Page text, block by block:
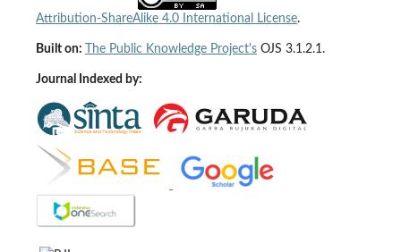
Attribution-ShareAlike 4.0 International License.
Built on: The Public Knowledge Project's OJS 3.1.2.1.
Journal Indexed by: